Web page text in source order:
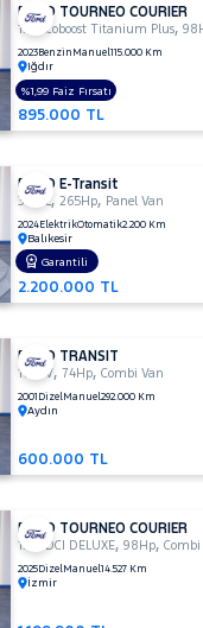
FORD TOURNEO COURIER
1.0 Ecoboost Titanium Plus,
2023Benzin Manuel115.000 Km
Iğdır
895.000 TL
%1,99 Faiz Fırsatı
FORD E-Transit
350 L,265Hp, Panel Van
2024ElektrikOtomatik2.200 Km
Balıkesir
2.200.000 TL
Garantili
FORD TRANSIT
100 V,74Hp,Combi Van
2001 DizelManuel292.000 Km
Aydın
600.000 TL
FORD TOURNEO COURIER
1.5 TDCI DELUXE,98Hp,Combi
2025DizelManuel14.527 Km
İzmir